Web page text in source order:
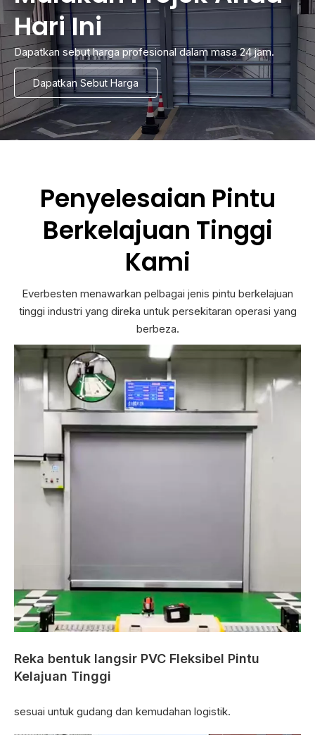
Hari Ini
Dapatkan sebut harga profesional dalam masa 24 jam.
Dapatkan Sebut Harga
Penyelesaian Pintu
Berkelajuan Tinggi
Kami
Everbesten menawarkan pelbagai jenis pintu berkelajuan
tinggi industri yang direka untuk persekitaran operasi yang
berbeza.
Reka bentuk langsir PVC Fleksibel Pintu
Kelajuan Tinggi
sesuai untuk gudang dan kemudahan logistik.